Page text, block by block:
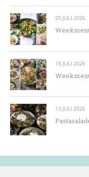
25 JULI 2026
18 JULI 2026
13 JULI 2026